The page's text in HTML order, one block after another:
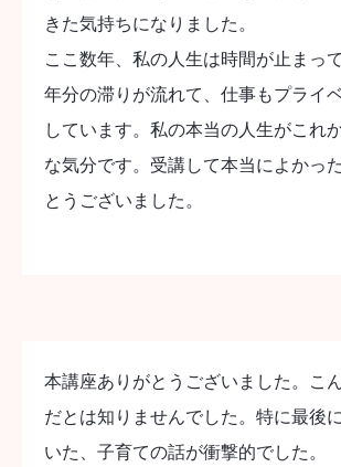
きた気持ちになりました。
ここ数年、私の人生は時間が止まっ
年分の滞りが流れて、仕事もプライ
しています。私の本当の人生がこれ
な気分です。受講して本当によかっ
とうございました。
本講座ありがとうございました。こ
だとは知りませんでした。特に最後
いた、子育ての話が衝撃的でした。